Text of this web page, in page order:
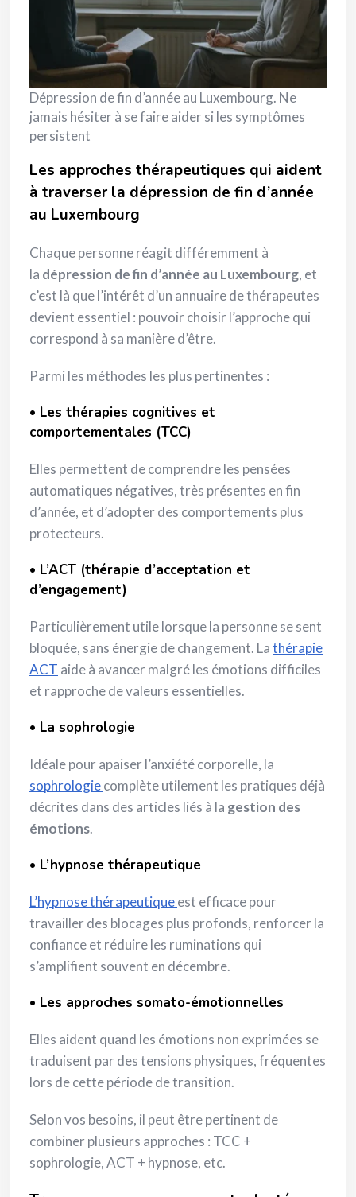
Dépression de fin d’année au Luxembourg. Ne
jamais hésiter à se faire aider si les symptômes
persistent
Les approches thérapeutiques qui aident
à traverser la dépression de fin d’année
au Luxembourg
Chaque personne réagit différemment à
la dépression de fin d’année au Luxembourg, et
c’est là que l’intérêt d’un annuaire de thérapeutes
devient essentiel : pouvoir choisir l’approche qui
correspond à sa manière d’être.
Parmi les méthodes les plus pertinentes :
• Les thérapies cognitives et
comportementales (TCC)
Elles permettent de comprendre les pensées
automatiques négatives, très présentes en fin
d’année, et d’adopter des comportements plus
protecteurs.
• L’ACT (thérapie d’acceptation et
d’engagement)
Particulièrement utile lorsque la personne se sent
bloquée, sans énergie de changement. Lathérapie
ACT aide à avancer malgré les émotions difficiles
et rapproche de valeurs essentielles.
• La sophrologie
Idéale pour apaiser l’anxiété corporelle, la
sophrologiecomplète utilement les pratiques déjà
décrites dans des articles liés à la gestion des
émotions.
• L’hypnose thérapeutique
L’hypnose thérapeutiqueest efficace pour
travailler des blocages plus profonds, renforcer la
confiance et réduire les ruminations qui
s’amplifient souvent en décembre.
• Les approches somato-émotionnelles
Elles aident quand les émotions non exprimées se
traduisent par des tensions physiques, fréquentes
lors de cette période de transition.
Selon vos besoins, il peut être pertinent de
combiner plusieurs approches : TCC +
sophrologie, ACT + hypnose, etc.